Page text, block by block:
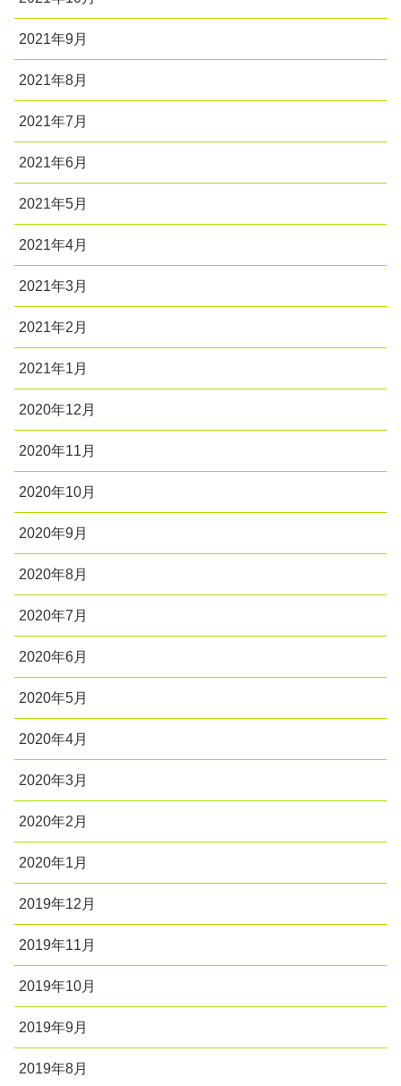
2021年9月
2021年8月
2021年7月
2021年6月
2021年5月
2021年4月
2021年3月
2021年2月
2021年1月
2020年12月
2020年11月
2020年10月
2020年9月
2020年8月
2020年7月
2020年6月
2020年5月
2020年4月
2020年3月
2020年2月
2020年1月
2019年12月
2019年11月
2019年10月
2019年9月
2019年8月